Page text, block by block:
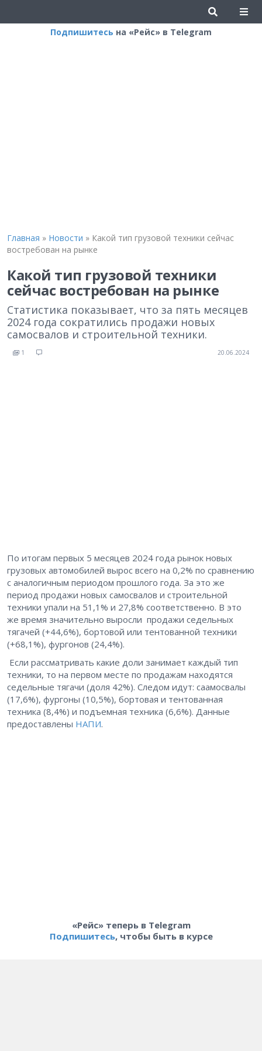
Подпишитесь на «Рейс» в Telegram
Главная » Новости » Какой тип грузовой техники сейчас
востребован на рынке
Какой тип грузовой техники
сейчас востребован на рынке
Статистика показывает, что за пять месяцев
2024 года сократились продажи новых
самосвалов и строительной техники.
1 20.06.2024
По итогам первых 5 месяцев 2024 года рынок новых
грузовых автомобилей вырос всего на 0,2% по сравнению
с аналогичным периодом прошлого года. За это же
период продажи новых самосвалов и строительной
техники упали на 51,1% и 27,8% соответственно. В это
же время значительно выросли продажи седельных
тягачей (+44,6%), бортовой или тентованной техники
(+68,1%), фургонов (24,4%).
Если рассматривать какие доли занимает каждый тип
техники, то на первом месте по продажам находятся
седельные тягачи (доля 42%). Следом идут: саамосвалы
(17,6%), фургоны (10,5%), бортовая и тентованная
техника (8,4%) и подъемная техника (6,6%). Данные
предоставлены НАПИ.
«Рейс» теперь в Telegram
Подпишитесь, чтобы быть в курсе